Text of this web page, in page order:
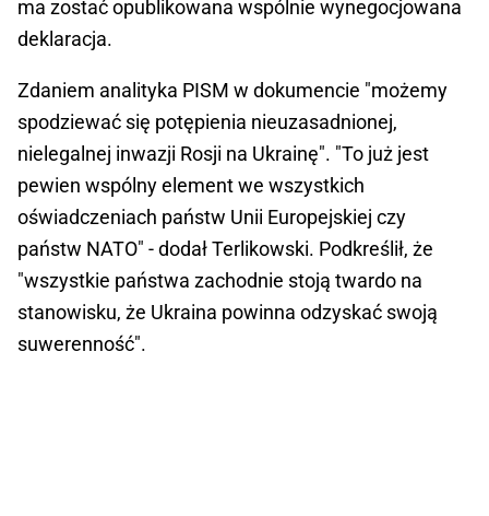
ma zostać opublikowana wspólnie wynegocjowana
deklaracja.
Zdaniem analityka PISM w dokumencie "możemy
spodziewać się potępienia nieuzasadnionej,
nielegalnej inwazji Rosji na Ukrainę". "To już jest
pewien wspólny element we wszystkich
oświadczeniach państw Unii Europejskiej czy
państw NATO" - dodał Terlikowski. Podkreślił, że
"wszystkie państwa zachodnie stoją twardo na
stanowisku, że Ukraina powinna odzyskać swoją
suwerenność".